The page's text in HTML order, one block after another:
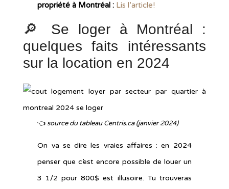
propriété à Montréal : Lis l’article!
🔎 Se loger à Montréal :
quelques faits intéressants
sur la location en 2024
👈 source du tableau Centris.ca (janvier 2024)
On va se dire les vraies affaires : en 2024
penser que c’est encore possible de louer un
3 1/2 pour 800$ est illusoire. Tu trouveras